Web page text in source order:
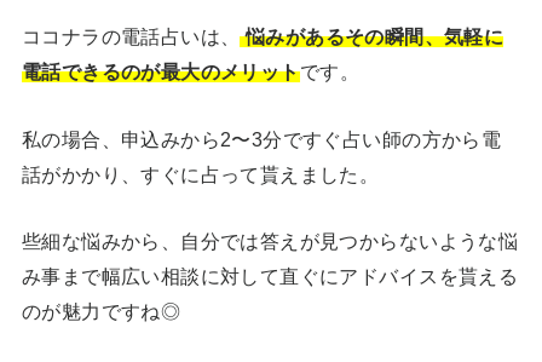
ココナラの電話占いは、 悩みがあるその瞬間、気軽に
電話できるのが最大のメリットです。
私の場合、申込みから2〜3分ですぐ占い師の方から電
話がかかり、すぐに占って貰えました。
些細な悩みから、自分では答えが見つからないような悩
み事まで幅広い相談に対して直ぐにアドバイスを貰える
のが魅力ですね◎